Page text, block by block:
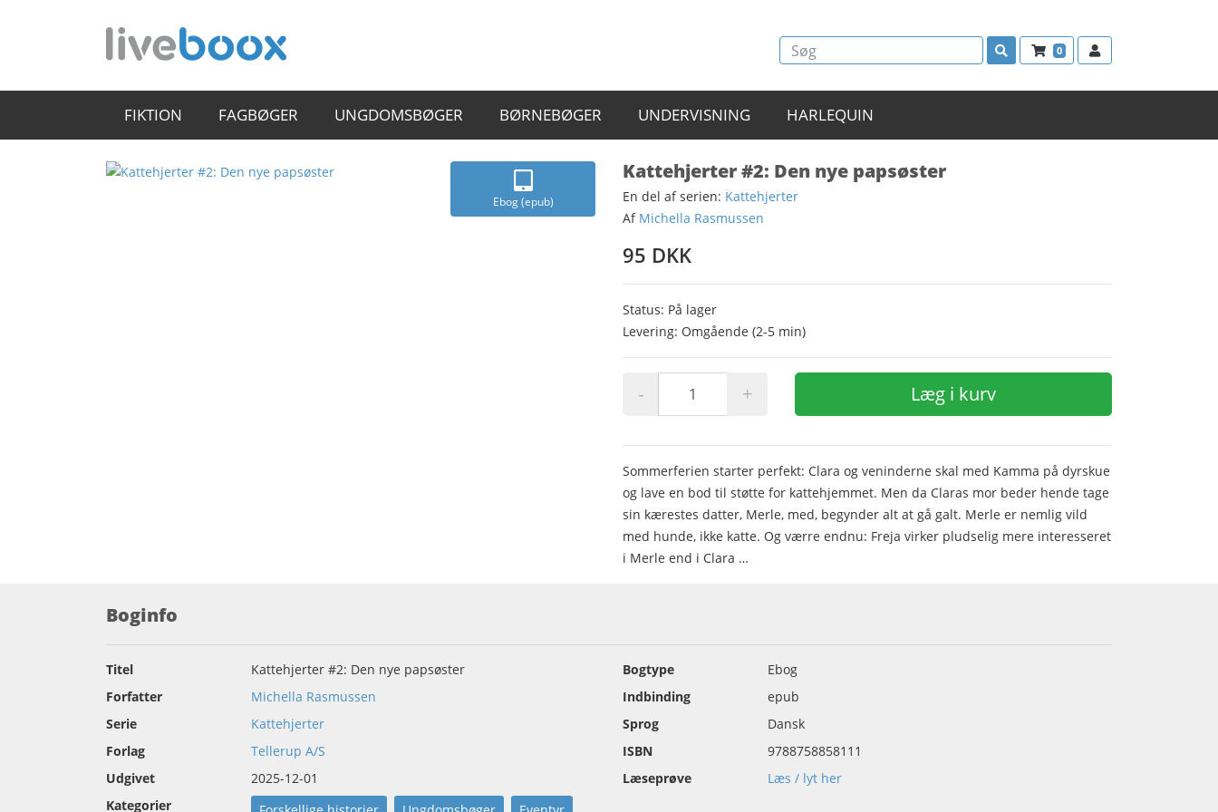
0
FIKTION FAGBØGER UNGDOMSBØGER BØRNEBØGER UNDERVISNING HARLEQUIN
Ebog (epub)
Kattehjerter #2: Den nye papsøster
En del af serien: Kattehjerter
Af Michella Rasmussen
95 DKK
Status: På lager
Levering: Omgående (2-5 min)
- + Læg i kurv
Sommerferien starter perfekt: Clara og veninderne skal med Kamma på dyrskue
og lave en bod til støtte for kattehjemmet. Men da Claras mor beder hende tage
sin kærestes datter, Merle, med, begynder alt at gå galt. Merle er nemlig vild
med hunde, ikke katte. Og værre endnu: Freja virker pludselig mere interesseret
i Merle end i Clara …
Boginfo
Titel
Kattehjerter #2: Den nye papsøster
Forfatter
Michella Rasmussen
Serie
Kattehjerter
Forlag
Tellerup A/S
Udgivet
2025-12-01
Kategorier
Bogtype
Ebog
Indbinding
epub
Sprog
Dansk
ISBN
9788758858111
Læseprøve
Læs / lyt her